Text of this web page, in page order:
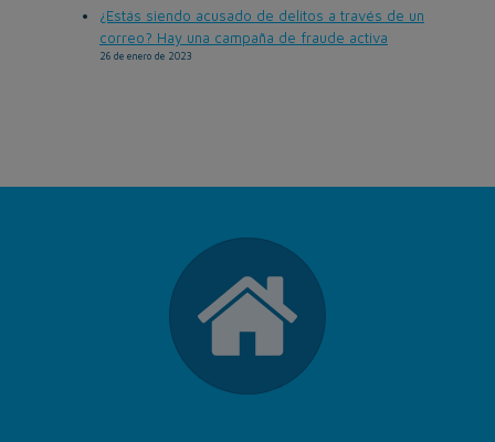
¿Estás siendo acusado de delitos a través de un
correo? Hay una campaña de fraude activa
26 de enero de 2023